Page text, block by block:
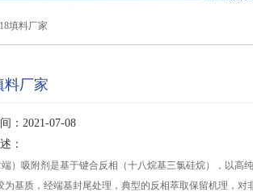
填料厂家
料厂家
：2021-07-08
：
端）吸附剂是基于键合反相（十八烷基三氯硅烷），以高
为基质，经端基封尾处理，典型的反相萃取保留机理，对